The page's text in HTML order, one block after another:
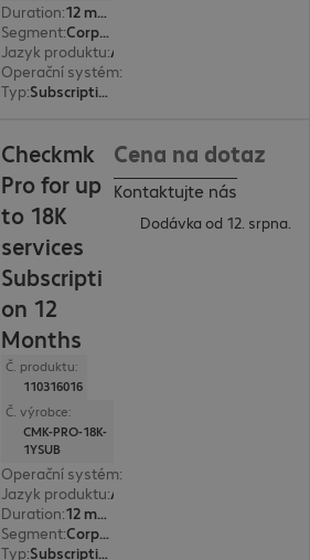
Duration:
12 month(s)
Segment:
Corporate
Jazyk produktu:
Operační systém:
Typ: Subscription
Checkmk
Pro for up
to 18K
services
Subscripti
on 12
Months
Č. produktu:
110316016
Č. výrobce:
CMK-PRO-18K-
1YSUB
Operační systém:
Jazyk produktu:
Duration:
12 month(s)
Segment:
Corporate
Typ: Subscription
Cena na dotaz
Kontaktujte nás
Dodávka od 12. srpna.